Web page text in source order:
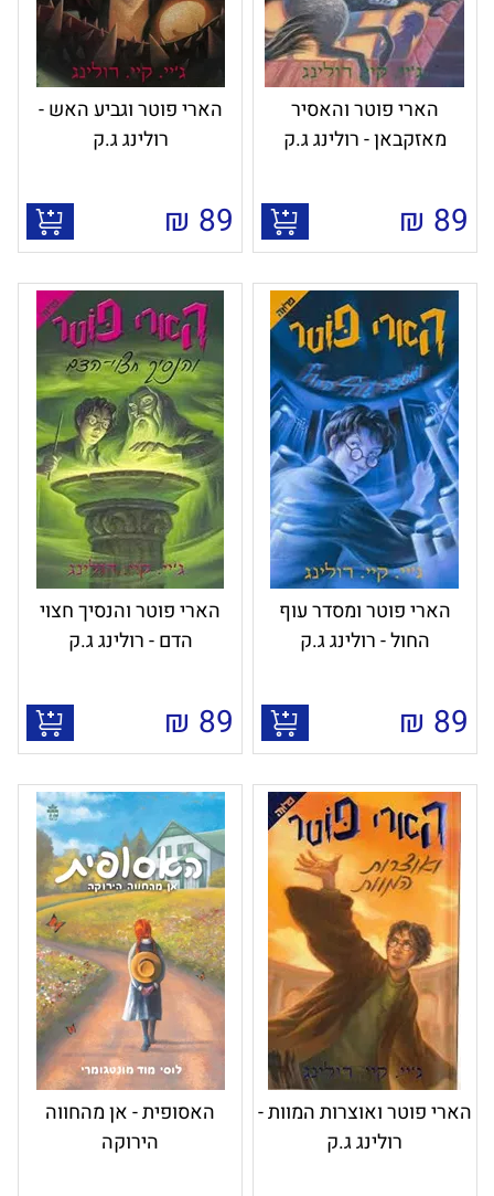
הארי פוטר והאסיר
מאזקבאן - רולינג ג.ק
89
₪
הארי פוטר וגביע האש -
רולינג ג.ק
89
₪
הארי פוטר ומסדר עוף
החול - רולינג ג.ק
89
₪
הארי פוטר והנסיך חצוי
הדם - רולינג ג.ק
89
₪
הארי פוטר ואוצרות המוות -
רולינג ג.ק
האסופית - אן מהחווה
הירוקה